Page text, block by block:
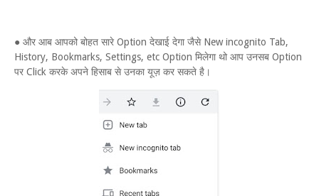
● और आब आपको बोहत सारे Option देखाई देगा जैसे New incognito Tab,
History, Bookmarks, Settings, etc Option मिलेगा थो आप उनसब Option
पर Click करके अपने हिसाब से उनका यूज़ कर सकते है।